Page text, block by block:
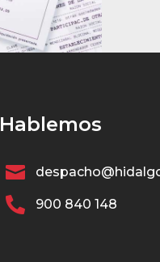
Hablemos

 900 840 148